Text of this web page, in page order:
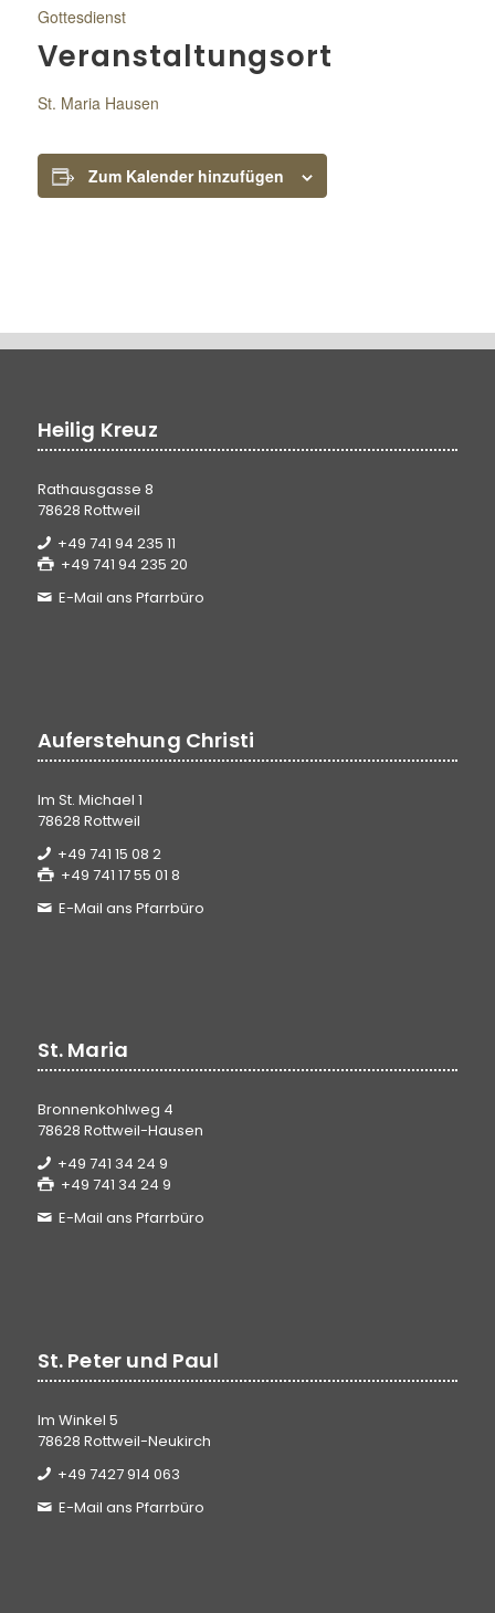
Gottesdienst
Veranstaltungsort
St. Maria Hausen
Zum Kalender hinzufügen
Heilig Kreuz
Rathausgasse 8
78628 Rottweil
+49 741 94 235 11
+49 741 94 235 20
E-Mail ans Pfarrbüro
Auferstehung Christi
Im St. Michael 1
78628 Rottweil
+49 741 15 08 2
+49 741 17 55 01 8
E-Mail ans Pfarrbüro
St. Maria
Bronnenkohlweg 4
78628 Rottweil-Hausen
+49 741 34 24 9
+49 741 34 24 9
E-Mail ans Pfarrbüro
St. Peter und Paul
Im Winkel 5
78628 Rottweil-Neukirch
+49 7427 914 063
E-Mail ans Pfarrbüro